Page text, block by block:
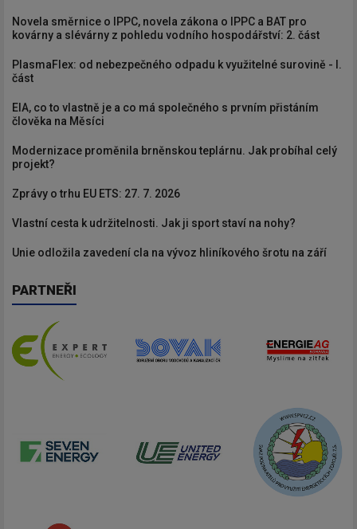
Novela směrnice o IPPC, novela zákona o IPPC a BAT pro
kovárny a slévárny z pohledu vodního hospodářství: 2. část
PlasmaFlex: od nebezpečného odpadu k využitelné surovině - I.
část
EIA, co to vlastně je a co má společného s prvním přistáním
člověka na Měsíci
Modernizace proměnila brněnskou teplárnu. Jak probíhal celý
projekt?
Zprávy o trhu EU ETS: 27. 7. 2026
Vlastní cesta k udržitelnosti. Jak ji sport staví na nohy?
Unie odložila zavedení cla na vývoz hliníkového šrotu na září
PARTNEŘI